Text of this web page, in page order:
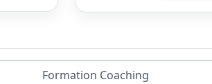
Formation Coaching